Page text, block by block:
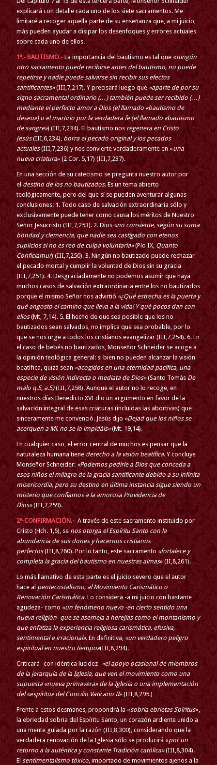
explicará con detalle cada uno de los siete sacramentos. Me
limitaré a recoger aquella parte de su enseñanza que, a mi juicio,
más pueden ayudar a disipar los desenfoques y errores actuales
sobre cada uno de ellos.
1º.- BAUTISMO.-La importancia del bautismo es tal que «ningún
otro sacramento puede recibirse antes del bautismo, no puede
repetirse y nadie puede salvarse sin recibir sus efectos
santificantes»(III,7,217). Y precisará luego que «aparte de por su
signo sacramental ordinario (…) también puede ser recibido (…)
mediante el perfecto amor a Dios (el llamado «bautismo de
deseo») o el martirio por la verdadera fe (el llamado «bautismo
de sangre») (III,7,234). El bautismo nos regenera en Cristo
Jesús(III,6,234),borra el pecado original y los pecados
actuales(III,7,236) y nos convierte verdaderamente en «una
nueva criatura» (2 Cor. 5,17) (III,7,237).
En una sección de su catecismo se pregunta nuestro autor por
el destino de los no bautizados. Es un tema abierto
teológicamente, pero del que sí se pueden aventurar algunas
conclusiones: 1. Todo caso de salvación extraordinaria sólo y
exclusivamente puede tener como causa los méritos de Nuestro
Señor Jesucristo (III,7,253). 2. Dios «no consiente, según su suma
bondad y clemencia, que nadie sea castigado con etenos
suplicios si no es reo de culpa voluntaria»(Pío IX, Quanto
Conficiamur) (III,7,250). 3. Ningún no bautizado puede rechazar
el pecado mortal y cumplir la voluntad de Dios sin su gracia
(III,7,251). 4. Desgraciadamente no podemos asumir que haya
muchos casos de salvación extraordinaria entre los no bautizados
porque el mismo Señor nos advirtió «¿Qué estrecha es la puerta y
qué angosto el camino que lleva a la vida! Y qué pocos dan con
ellos(Mt, 7,14). 5. El hecho de que sea posible que los no
bautizados sean salvados, no implica que sea probable, por lo
que se nos urge a todos los cristianos evangelizar (III,7,254). 6. En
el caso de bebés no bautizados, Monseñor Schneider se acoge a
la opinión teológica general: si bien no pueden alcanzar la visión
beatífica, quizá sean «acogidos en una eternidad pacífica, una
especie de visión indirecta o mediata de Dios»(Santo Tomás De
malo q.5, a.5)(III,7,258). Aunque el autor no lo recoge, en
nuestros días Benedicto XVI dio un argumento en favor de la
salvación integral de esas criaturas (incluidas las abortivas) que
sinceramente me convenció. Jesús dijo «Dejad que los niños se
acerquen a Mí, no se lo impidáis»(Mt. 19,14).
En cualquier caso, el error central de muchos es pensar que la
naturaleza humana tiene derecho a la visión beatífica. Y concluye
Monseñor Schneider: «Podemos pedirle a Dios que conceda a
esos niños el milagro de la gracia santificante debido a su infinita
misericordia, pero su destino en última instancia sigue siendo un
misterio que confiamos a la amorosa Providencia de
Dios»(III,7,259).
2º-CONFIRMACIÓN.-A través de este sacramento instituido por
Cristo (Hch. 1,5), se nos otorga el Espíritu Santo con la
abundancia de sus dones y hacernos cristianos
perfectos(III,8,260). Por lo tanto, este sacramento «fortalece y
completa la gracia del bautismo en nuestras almas» (II,8,261).
Lo más llamativo de esta parte es el juicio severo que el autor
hace al pentecostalismo, al Movimiento Carismático o
Renovación Carismática. Lo considera -a mi juicio con bastante
agudeza- como «un fenómeno nuevo -en cierto sentido una
nueva religión- que se asemeja a herejías como el montanismo y
que enfatiza la experiencia religiosa carismática, efusiva,
sentimental e irracional». En definitiva, «un verdadero peligro
espiritual en nuestro tiempo»(III,8,294).
Criticará -con idéntica lucidez- «el apoyo ocasional de miembros
de la jerarquía de la Iglesia, que ven el movimiento como una
supuesta «nueva primavera» de la Iglesia o una implementación
del «espíritu» del Concilio Vaticano II» (III,8,295.)
Frente a estos desmanes, propondrá la «sobria ebrietas Spíritus«,
la ebriedad sobria del Espíritu Santo, un corazón ardiente unido a
una mente guiada por la razón (III,8,300), considerando que la
verdadera renovación de la Iglesia sólo se producirá «por un
retorno a la auténtica y constante Tradición católica»(III,8,304).
El sentimentalismo tóxico, importado de movimientos ajenos a la